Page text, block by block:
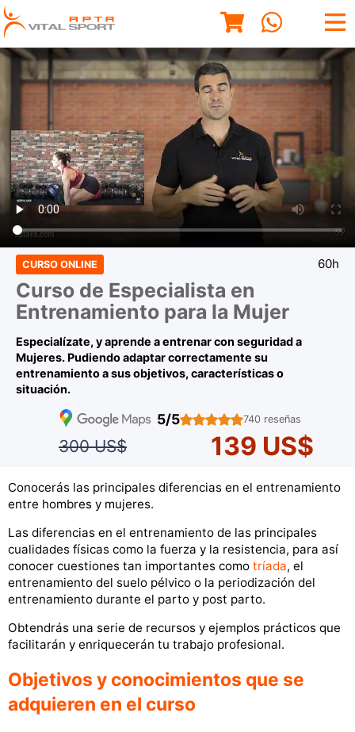
CURSO ONLINE 60h
Curso de Especialista en
Entrenamiento para la Mujer
Especialízate, y aprende a entrenar con seguridad a
Mujeres. Pudiendo adaptar correctamente su
entrenamiento a sus objetivos, características o
situación.
5/5 740 reseñas
300 US$ 139 US$
Conocerás las principales diferencias en el entrenamiento
entre hombres y mujeres.
Las diferencias en el entrenamiento de las principales
cualidades físicas como la fuerza y la resistencia, para así
conocer cuestiones tan importantes como tríada, el
entrenamiento del suelo pélvico o la periodización del
entrenamiento durante el parto y post parto.
Obtendrás una serie de recursos y ejemplos prácticos que
facilitarán y enriquecerán tu trabajo profesional.
Objetivos y conocimientos que se
adquieren en el curso